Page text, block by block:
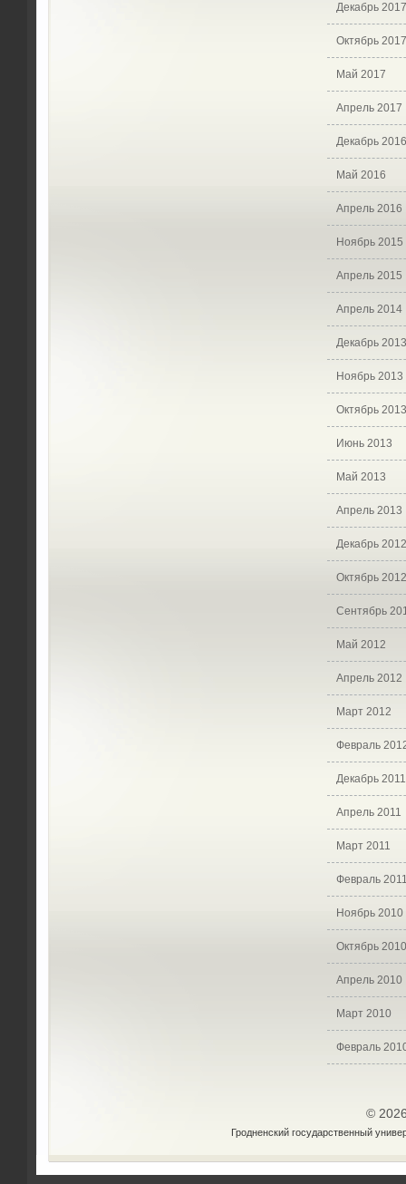
Декабрь 2017
Октябрь 2017
Май 2017
Апрель 2017
Декабрь 2016
Май 2016
Апрель 2016
Ноябрь 2015
Апрель 2015
Апрель 2014
Декабрь 2013
Ноябрь 2013
Октябрь 2013
Июнь 2013
Май 2013
Апрель 2013
Декабрь 2012
Октябрь 2012
Сентябрь
Май 2012
Апрель 2012
Март 2012
Февраль
Декабрь 2011
Апрель 2011
Март 2011
Февраль
Ноябрь 2010
Октябрь 2010
Апрель 2010
Март 2010
Февраль
©
Гродненский государственный